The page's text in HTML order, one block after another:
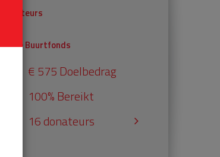
Donateurs
Univé Buurtfonds
€ 575 Doelbedrag
100% Bereikt
16 donateurs